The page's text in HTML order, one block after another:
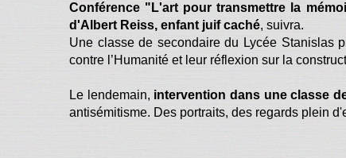
Conférence "L'art pour transmettre la
d'Albert Reiss, enfant juif caché, suivra.
Une classe de secondaire du Lycée Stanislas
contre l’Humanité et leur réflexion sur la
Le lendemain, intervention dans une classe
antisémitisme. Des portraits, des regards plein